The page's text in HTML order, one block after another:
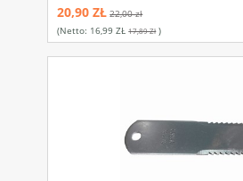
20,90 ZŁ 22,00 zł
(netto: 16,99 ZŁ 17,89 Zł)